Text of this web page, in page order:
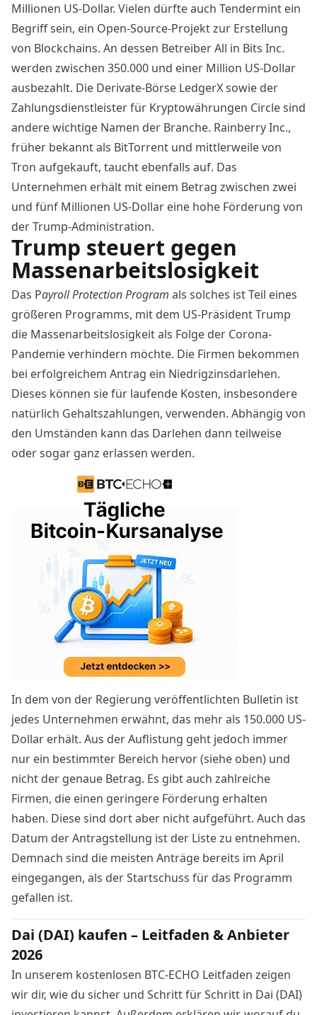
Millionen US-Dollar. Vielen dürfte auch Tendermint ein
Begriff sein, ein Open-Source-Projekt zur Erstellung
von Blockchains. An dessen Betreiber All in Bits Inc.
werden zwischen 350.000 und einer Million US-Dollar
ausbezahlt. Die Derivate-Börse LedgerX sowie der
Zahlungsdienstleister für Kryptowährungen Circle sind
andere wichtige Namen der Branche. Rainberry Inc.,
früher bekannt als BitTorrent und mittlerweile von
Tron aufgekauft, taucht ebenfalls auf. Das
Unternehmen erhält mit einem Betrag zwischen zwei
und fünf Millionen US-Dollar eine hohe Förderung von
der Trump-Administration.
Trump steuert gegen
Massenarbeitslosigkeit
Das Payroll Protection Program als solches ist Teil eines
größeren Programms, mit dem US-Präsident Trump
die Massenarbeitslosigkeit als Folge der Corona-
Pandemie verhindern möchte. Die Firmen bekommen
bei erfolgreichem Antrag ein Niedrigzinsdarlehen.
Dieses können sie für laufende Kosten, insbesondere
natürlich Gehaltszahlungen, verwenden. Abhängig von
den Umständen kann das Darlehen dann teilweise
oder sogar ganz erlassen werden.
In dem von der Regierung veröffentlichten Bulletin ist
jedes Unternehmen erwähnt, das mehr als 150.000 US-
Dollar erhält. Aus der Auflistung geht jedoch immer
nur ein bestimmter Bereich hervor (siehe oben) und
nicht der genaue Betrag. Es gibt auch zahlreiche
Firmen, die einen geringere Förderung erhalten
haben. Diese sind dort aber nicht aufgeführt. Auch das
Datum der Antragstellung ist der Liste zu entnehmen.
Demnach sind die meisten Anträge bereits im April
eingegangen, als der Startschuss für das Programm
gefallen ist.
Dai (DAI) kaufen – Leitfaden & Anbieter
2026
In unserem kostenlosen BTC-ECHO Leitfaden zeigen
wir dir, wie du sicher und Schritt für Schritt in Dai (DAI)